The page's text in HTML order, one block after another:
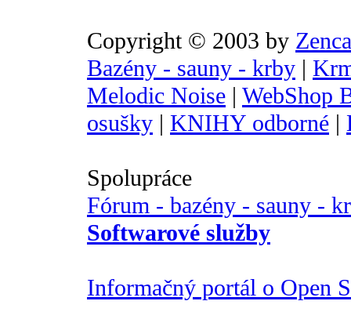
Copyright © 2003 by
Bazény - sauny - krby |
Melodic Noise | WebShop
osušky | KNIHY odborné |
Spolupráce
Fórum - bazény - sauny -
Softwarové služby
Informačný portál o Open